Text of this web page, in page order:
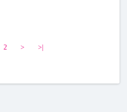
2 > >|